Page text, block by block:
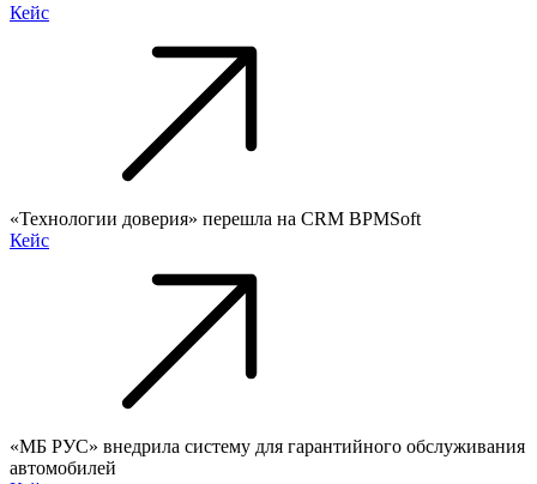
Кейс
«Технологии доверия» перешла на CRM BPMSoft
Кейс
«МБ РУС» внедрила систему для гарантийного обслуживания
автомобилей